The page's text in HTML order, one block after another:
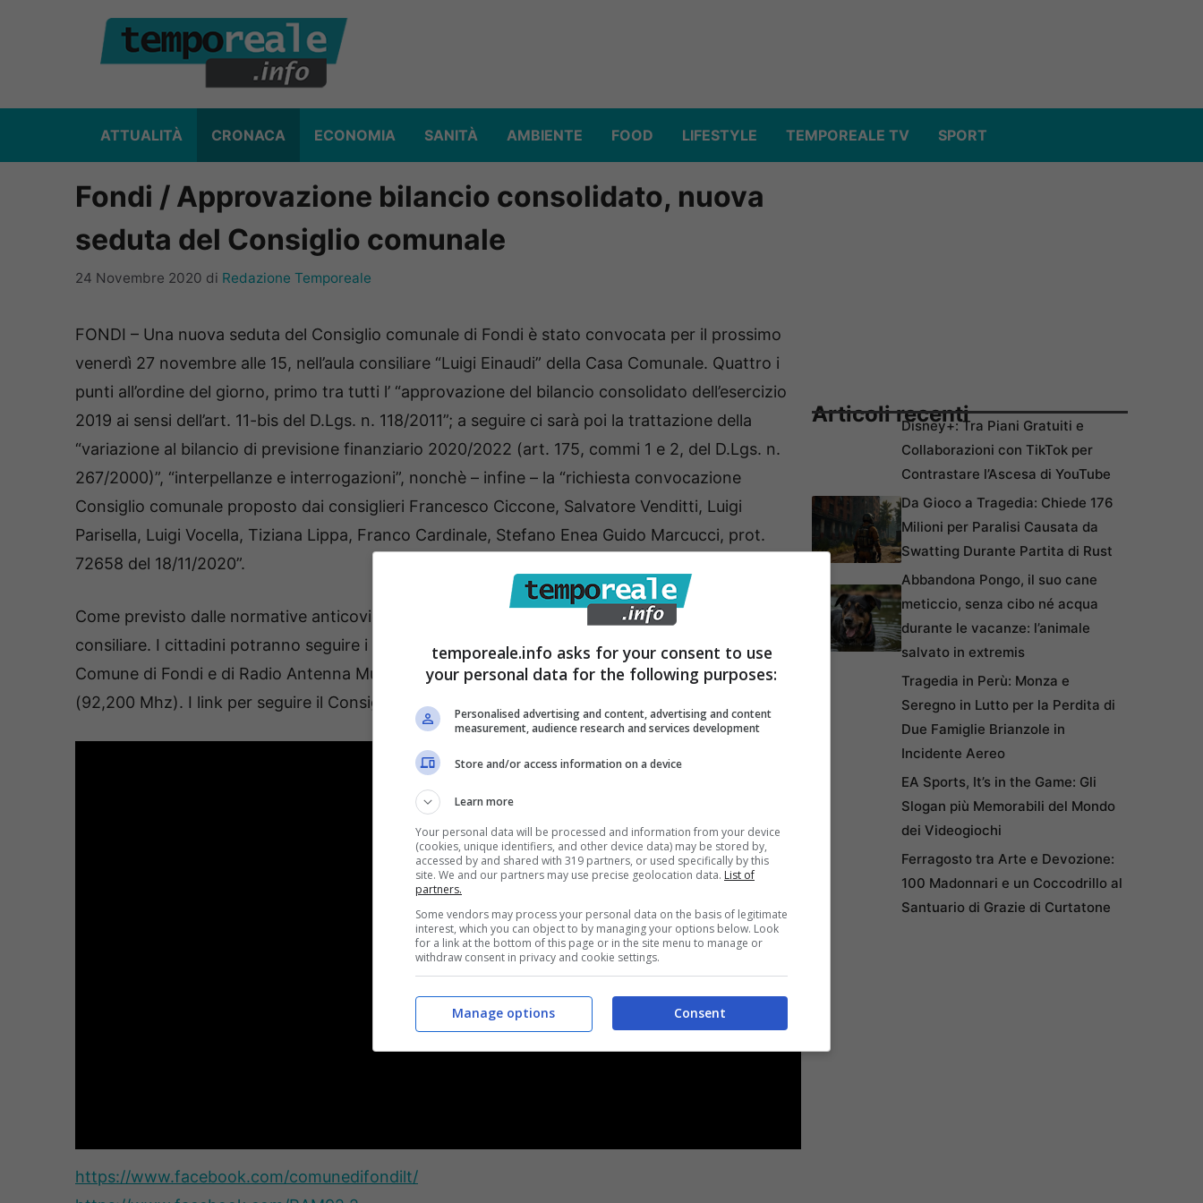
ATTUALITÀ CRONACA ECONOMIA SANITÀ AMBIENTE FOOD LIFESTYLE TEMPOREALE TV SPORT
Fondi / Approvazione bilancio consolidato, nuova
seduta del Consiglio comunale
24 Novembre 2020 di Redazione Temporeale
FONDI – Una nuova seduta del Consiglio comunale di Fondi è stato convocata per il prossimo
venerdì 27 novembre alle 15, nell’aula consiliare “Luigi Einaudi” della Casa Comunale. Quattro i
punti all’ordine del giorno, primo tra tutti l’ “approvazione del bilancio consolidato dell’esercizio
2019 ai sensi dell’art. 11-bis del D.Lgs. n. 118/2011”; a seguire ci sarà poi la trattazione della
“variazione al bilancio di previsione finanziario 2020/2022 (art. 175, commi 1 e 2, del D.Lgs. n.
267/2000)”, “interpellanze e interrogazioni”, nonchè – infine – la “richiesta convocazione
Consiglio comunale proposto dai consiglieri Francesco Ciccone, Salvatore Venditti, Luigi
Parisella, Luigi Vocella, Tiziana Lippa, Franco Cardinale, Stefano Enea Guido Marcucci, prot.
72658 del 18/11/2020”.
Come previsto dalle normative anticovid, durante i lavori il pubblico non potrà accedere all’aula
consiliare. I cittadini potranno seguire i lavori sia in diretta social (sulle pagine Facebook del
Comune di Fondi e di Radio Antenna Musica) che in diretta radiofonica sulle frequenze di RAM
(92,200 Mhz). I link per seguire il Consiglio in streaming:
https://www.facebook.com/comunedifondilt/
Articoli recentiDisney+: Tra Piani Gratuiti e
Collaborazioni con TikTok per
Contrastare l’Ascesa di YouTube
Da Gioco a Tragedia: Chiede 176
Milioni per Paralisi Causata da
Swatting Durante Partita di Rust
Abbandona Pongo, il suo cane
meticcio, senza cibo né acqua
durante le vacanze: l’animale
salvato in extremis
Tragedia in Perù: Monza e
Seregno in Lutto per la Perdita di
Due Famiglie Brianzole in
Incidente Aereo
EA Sports, It’s in the Game: Gli
Slogan più Memorabili del Mondo
dei Videogiochi
Ferragosto tra Arte e Devozione:
100 Madonnari e un Coccodrillo al
Santuario di Grazie di Curtatone
temporeale.info asks for your consent to use
your personal data for the following purposes:
Personalised advertising and content, advertising and content
measurement, audience research and services development
Store and/or access information on a device
Learn more
Your personal data will be processed and information from your device
(cookies, unique identifiers, and other device data) may be stored by,
accessed by and shared with 319 partners, or used specifically by this
site. We and our partners may use precise geolocation data. List of
partners.
Some vendors may process your personal data on the basis of legitimate
interest, which you can object to by managing your options below. Look
for a link at the bottom of this page or in the site menu to manage or
withdraw consent in privacy and cookie settings.
Consent
Manage options